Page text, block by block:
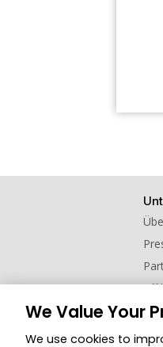
We Value Your
We use cookies to